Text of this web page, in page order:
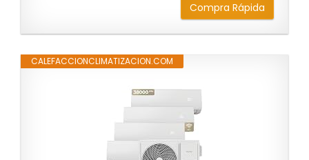
Compra Rápida
CALEFACCIONCLIMATIZACION.COM